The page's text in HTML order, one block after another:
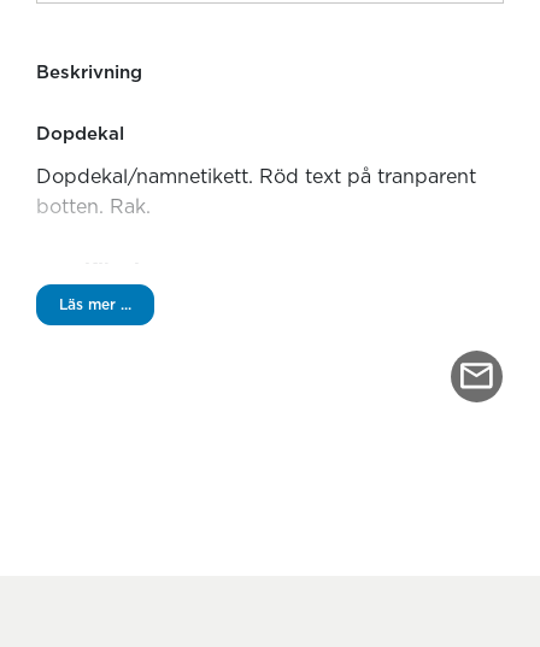
Beskrivning
Dopdekal
Dopdekal/namnetikett. Röd text på tranparent
botten. Rak.
Storlek: 100x220 mm
Läs mer ...